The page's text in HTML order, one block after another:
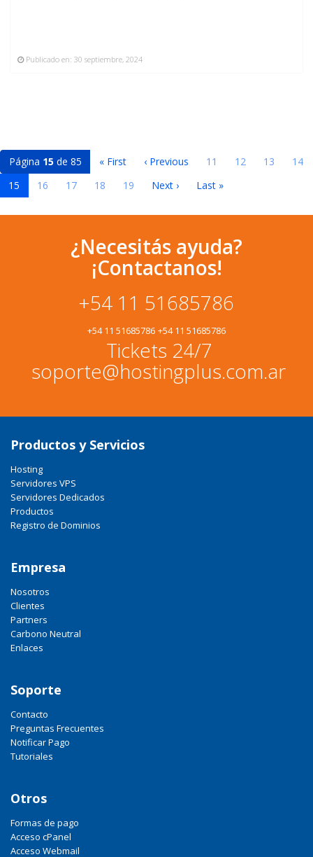
Publicado en: 30 septiembre, 2024
Página 15 de 85 « First ‹ Previous 11 12 13
14
15
16 17 18 19 Next › Last »
¿Necesitás ayuda?
¡Contactanos!
+54 11 51685786
+54 11 51685786 +54 11 51685786
Tickets 24/7
soporte@hostingplus.com.ar
Productos y Servicios
Hosting
Servidores VPS
Servidores Dedicados
Productos
Registro de Dominios
Empresa
Nosotros
Clientes
Partners
Carbono Neutral
Enlaces
Soporte
Contacto
Preguntas Frecuentes
Notificar Pago
Tutoriales
Otros
Formas de pago
Acceso cPanel
Acceso Webmail